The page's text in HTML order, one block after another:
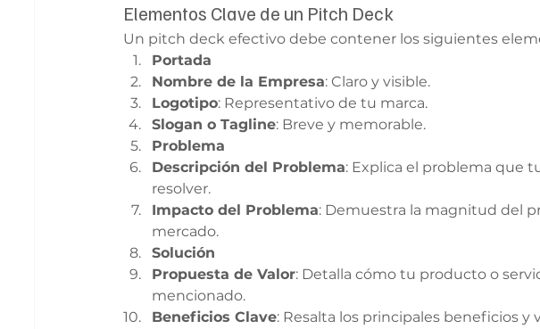
Elementos Clave de un Pitch Deck
Un pitch deck efectivo debe contener los siguientes
Portada
Nombre de la Empresa: Claro y visible.
Logotipo: Representativo de tu marca.
Slogan o Tagline: Breve y memorable.
Problema
Descripción del Problema: Explica el problema que
resolver.
Impacto del Problema: Demuestra la magnitud del
mercado.
Solución
Propuesta de Valor: Detalla cómo tu producto o
mencionado.
Beneficios Clave: Resalta los principales beneficios y